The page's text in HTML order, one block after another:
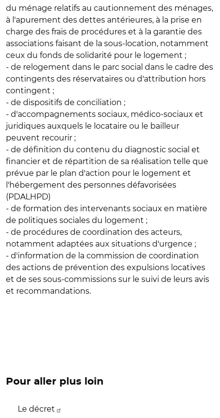
du ménage relatifs au cautionnement des ménages,
à l'apurement des dettes antérieures, à la prise en
charge des frais de procédures et à la garantie des
associations faisant de la sous-location, notamment
ceux du fonds de solidarité pour le logement ;
- de relogement dans le parc social dans le cadre des
contingents des réservataires ou d'attribution hors
contingent ;
- de dispositifs de conciliation ;
- d'accompagnements sociaux, médico-sociaux et
juridiques auxquels le locataire ou le bailleur
peuvent recourir ;
- de définition du contenu du diagnostic social et
financier et de répartition de sa réalisation telle que
prévue par le plan d'action pour le logement et
l'hébergement des personnes défavorisées
(PDALHPD)
- de formation des intervenants sociaux en matière
de politiques sociales du logement ;
- de procédures de coordination des acteurs,
notamment adaptées aux situations d'urgence ;
- d'information de la commission de coordination
des actions de prévention des expulsions locatives
et de ses sous-commissions sur le suivi de leurs avis
et recommandations.
Pour aller plus loin
Le décret